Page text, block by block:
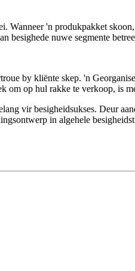
Wanneer 'n produkpakket
besighede nuwe segmente
by kliënte skep. 'n
om op hul rakke te verkoop, is
vir besigheidsukses. Deur
in algehele